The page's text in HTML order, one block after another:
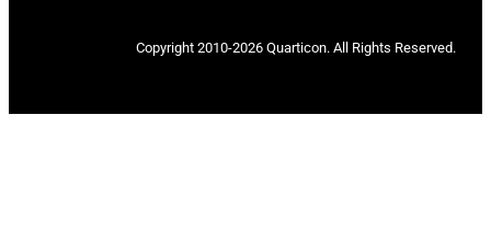
Copyright 2010-2026 Quarticon. All Rights Reserved.